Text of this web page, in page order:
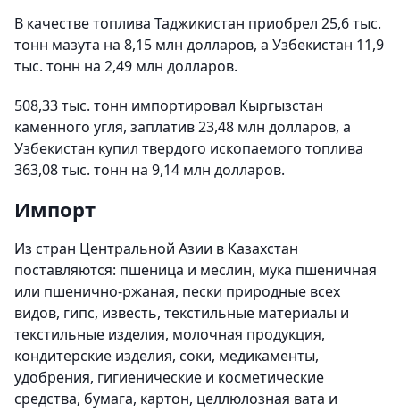
В качестве топлива Таджикистан приобрел 25,6 тыс.
тонн мазута на 8,15 млн долларов, а Узбекистан 11,9
тыс. тонн на 2,49 млн долларов.
508,33 тыс. тонн импортировал Кыргызстан
каменного угля, заплатив 23,48 млн долларов, а
Узбекистан купил твердого ископаемого топлива
363,08 тыс. тонн на 9,14 млн долларов.
Импорт
Из стран Центральной Азии в Казахстан
поставляются: пшеница и меслин, мука пшеничная
или пшенично-ржаная, пески природные всех
видов, гипс, известь, текстильные материалы и
текстильные изделия, молочная продукция,
кондитерские изделия, соки, медикаменты,
удобрения, гигиенические и косметические
средства, бумага, картон, целлюлозная вата и